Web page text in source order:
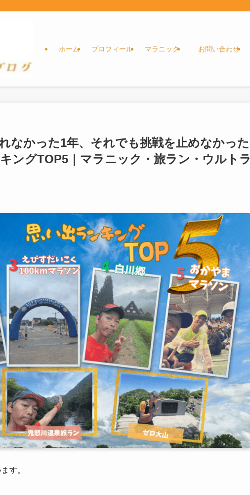
ホーム プロフィール マラニック お問い合わせ
なかった1年、それでも挑戦を止めなかった
ングTOP5｜マラニック・旅ラン・ウルトラ
す。